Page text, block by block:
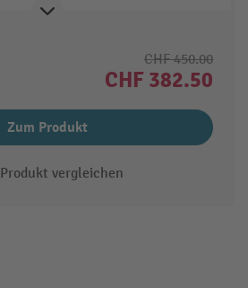
CHF 450.00
CHF 382.50
Zum Produkt
Produkt vergleichen